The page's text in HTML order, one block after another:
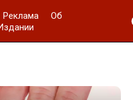
Реклама
Об